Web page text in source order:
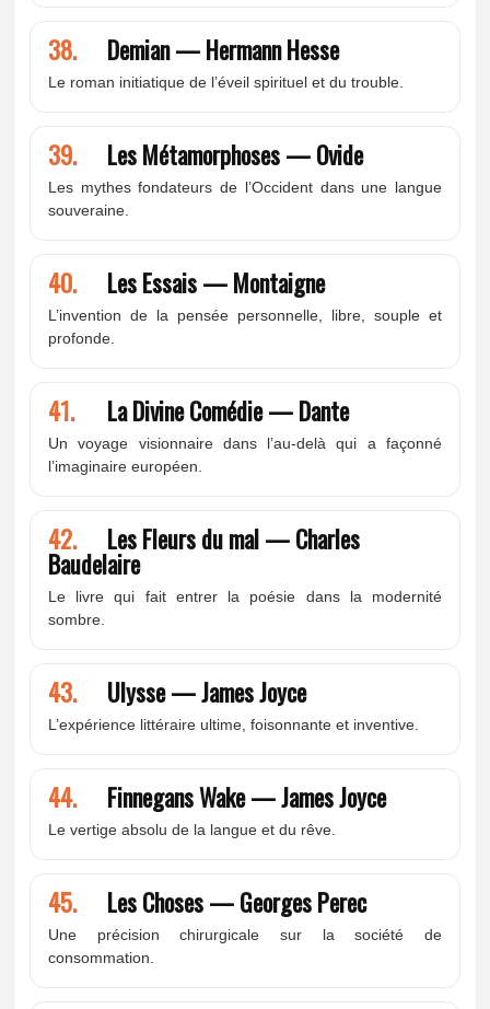
38. Demian — Hermann Hesse
Le roman initiatique de l’éveil spirituel et du trouble.
39. Les Métamorphoses — Ovide
Les mythes fondateurs de l’Occident dans une langue
souveraine.
40. Les Essais — Montaigne
L’invention de la pensée personnelle, libre, souple et
profonde.
41. La Divine Comédie — Dante
Un voyage visionnaire dans l’au-delà qui a façonné
l’imaginaire européen.
42. Les Fleurs du mal — Charles
Baudelaire
Le livre qui fait entrer la poésie dans la modernité
sombre.
43. Ulysse — James Joyce
L’expérience littéraire ultime, foisonnante et inventive.
44. Finnegans Wake — James Joyce
Le vertige absolu de la langue et du rêve.
45. Les Choses — Georges Perec
Une précision chirurgicale sur la société de
consommation.